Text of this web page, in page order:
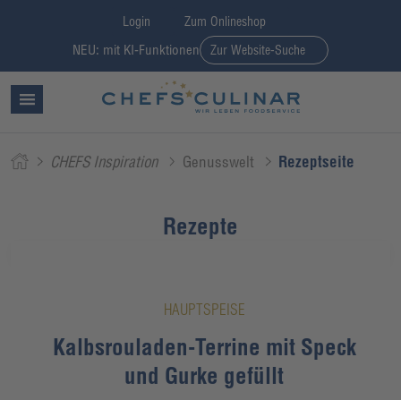
Login Zum Onlineshop
NEU: mit KI-Funktionen Zur Website-Suche
CHEFS Inspiration Genusswelt Rezeptseite
Rezepte
HAUPTSPEISE
Kalbsrouladen-Terrine mit Speck
und Gurke gefüllt